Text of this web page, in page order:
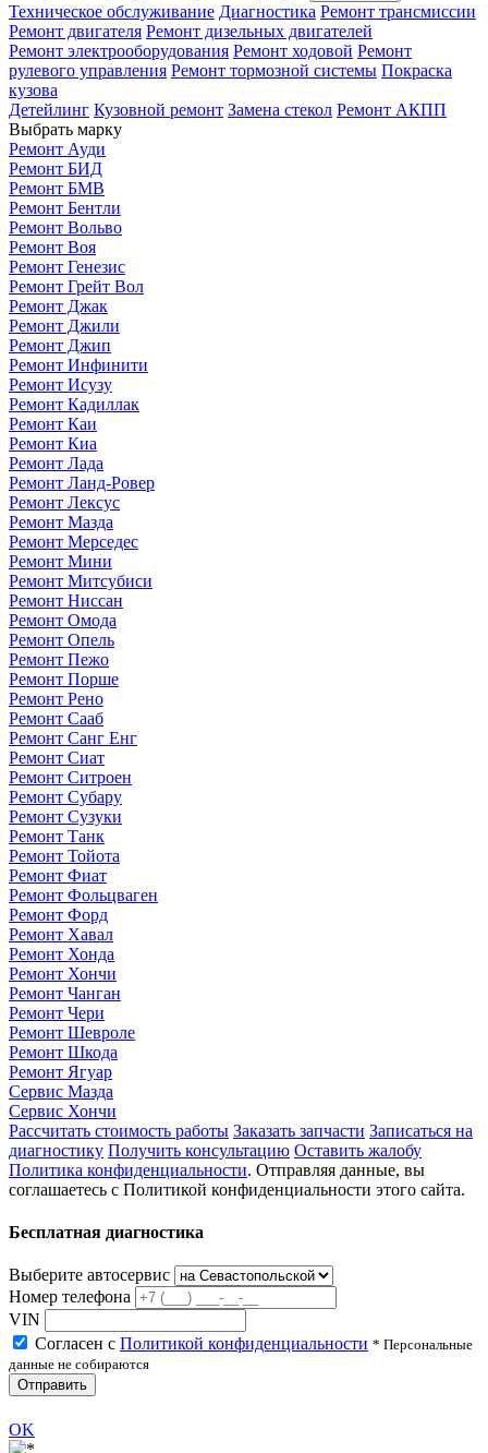
Техническое обслуживание Диагностика Ремонт трансмиссии
Ремонт двигателя Ремонт дизельных двигателей
Ремонт электрооборудования Ремонт ходовой Ремонт
рулевого управления Ремонт тормозной системы Покраска
кузова
Детейлинг Кузовной ремонт Замена стекол Ремонт АКПП
Выбрать марку
Ремонт Ауди
Ремонт БИД
Ремонт БМВ
Ремонт Бентли
Ремонт Вольво
Ремонт Воя
Ремонт Генезис
Ремонт Грейт Вол
Ремонт Джак
Ремонт Джили
Ремонт Джип
Ремонт Инфинити
Ремонт Исузу
Ремонт Кадиллак
Ремонт Каи
Ремонт Киа
Ремонт Лада
Ремонт Ланд-Ровер
Ремонт Лексус
Ремонт Мазда
Ремонт Мерседес
Ремонт Мини
Ремонт Митсубиси
Ремонт Ниссан
Ремонт Омода
Ремонт Опель
Ремонт Пежо
Ремонт Порше
Ремонт Рено
Ремонт Сааб
Ремонт Санг Енг
Ремонт Сиат
Ремонт Ситроен
Ремонт Субару
Ремонт Сузуки
Ремонт Танк
Ремонт Тойота
Ремонт Фиат
Ремонт Фольцваген
Ремонт Форд
Ремонт Хавал
Ремонт Хонда
Ремонт Хончи
Ремонт Чанган
Ремонт Чери
Ремонт Шевроле
Ремонт Шкода
Ремонт Ягуар
Сервис Мазда
Сервис Хончи
Рассчитать стоимость работы Заказать запчасти Записаться на
диагностику Получить консультацию Оставить жалобу
Политика конфиденциальности. Отправляя данные, вы
соглашаетесь с Политикой конфиденциальности этого сайта.
Бесплатная диагностика
Выберите автосервис
Номер телефона
VIN
Согласен с Политикой конфиденциальности * Персональные
данные не собираются
Отправить
OK